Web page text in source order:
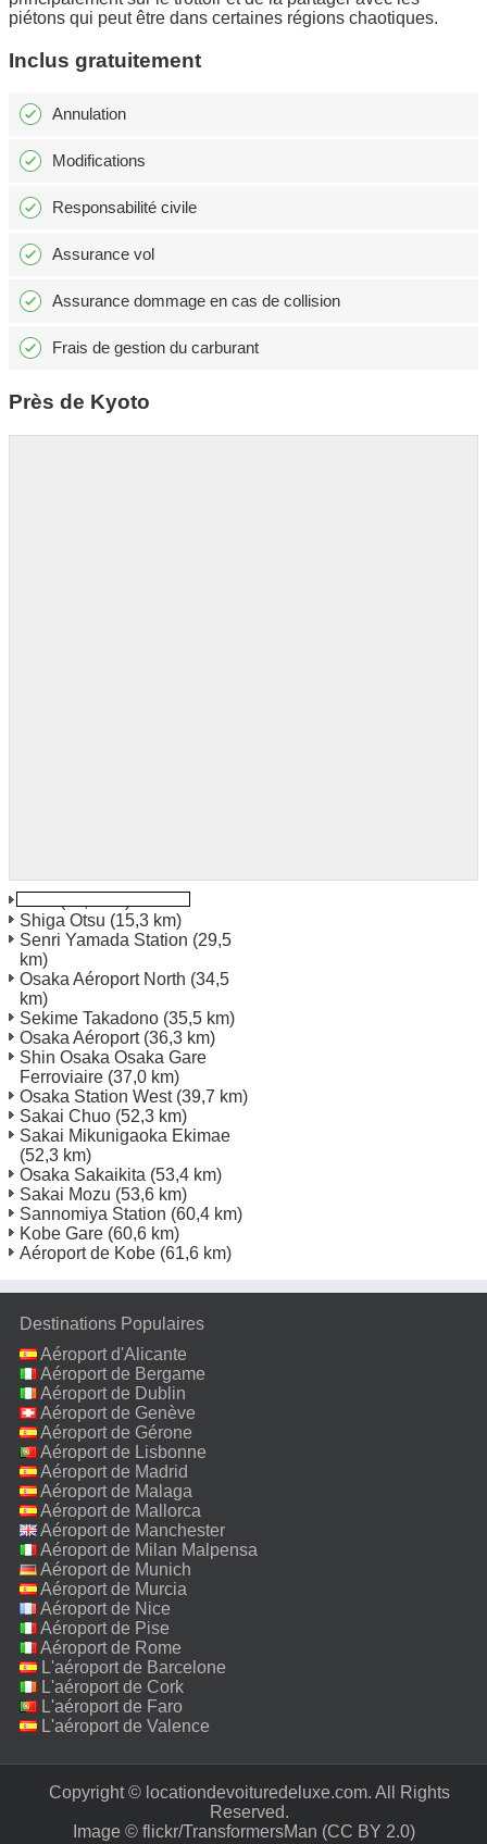
piétons qui peut être dans certaines régions chaotiques.
Inclus gratuitement
Annulation
Modifications
Responsabilité civile
Assurance vol
Assurance dommage en cas de collision
Frais de gestion du carburant
Près de Kyoto
Shiga Otsu (15,3 km)
Senri Yamada Station (29,5
km)
Osaka Aéroport North (34,5
km)
Sekime Takadono (35,5 km)
Osaka Aéroport(36,3 km)
Shin Osaka Osaka Gare
Ferroviaire (37,0 km)
Osaka Station West(39,7 km)
Sakai Chuo (52,3 km)
Sakai Mikunigaoka Ekimae
(52,3 km)
Osaka Sakaikita (53,4 km)
Sakai Mozu (53,6 km)
Sannomiya Station (60,4 km)
Kobe Gare (60,6 km)
Aéroport de Kobe (61,6 km)
Destinations Populaires
Aéroport d'Alicante
Aéroport de Bergame
Aéroport de Dublin
Aéroport de Genève
Aéroport de Gérone
Aéroport de Lisbonne
Aéroport de Madrid
Aéroport de Malaga
Aéroport de Mallorca
Aéroport de Manchester
Aéroport de Milan Malpensa
Aéroport de Munich
Aéroport de Murcia
Aéroport de Nice
Aéroport de Pise
Aéroport de Rome
Fiumicino
L'aéroport de Barcelone
L'aéroport de Cork
L'aéroport de Faro
L'aéroport de Valence
Copyright © locationdevoituredeluxe.com. All Rights
Reserved.‎
Image © flickr/TransformersMan (CC BY 2.0)‎